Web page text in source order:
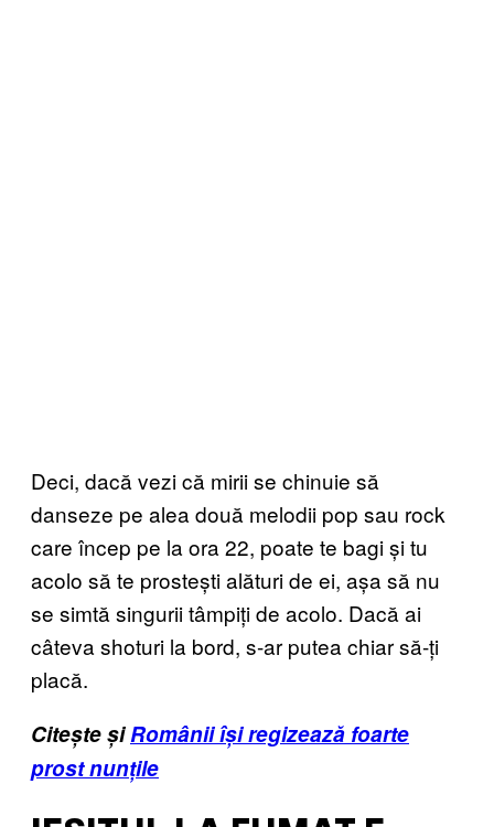
Deci, dacă vezi că mirii se chinuie să
danseze pe alea două melodii pop sau rock
care încep pe la ora 22, poate te bagi și tu
acolo să te prostești alături de ei, așa să nu
se simtă singurii tâmpiți de acolo. Dacă ai
câteva shoturi la bord, s-ar putea chiar să-ți
placă.
Citește șiRomânii își regizează foarte
prost nunțile